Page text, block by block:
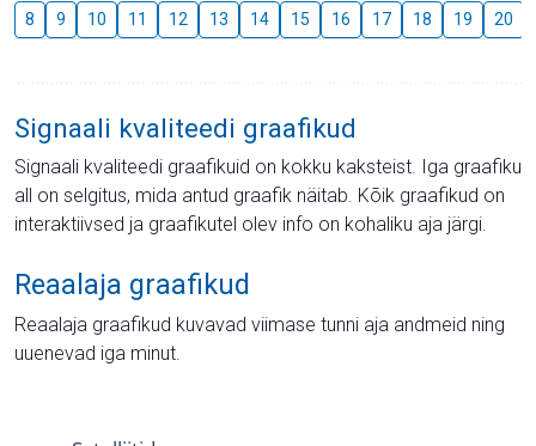
8 9 10 11 12 13 14 15 16 17 18 19 20
Signaali kvaliteedi graafikud
Signaali kvaliteedi graafikuid on kokku kaksteist. Iga graafiku
all on selgitus, mida antud graafik näitab. Kõik graafikud on
interaktiivsed ja graafikutel olev info on kohaliku aja järgi.
Reaalaja graafikud
Reaalaja graafikud kuvavad viimase tunni aja andmeid ning
uuenevad iga minut.